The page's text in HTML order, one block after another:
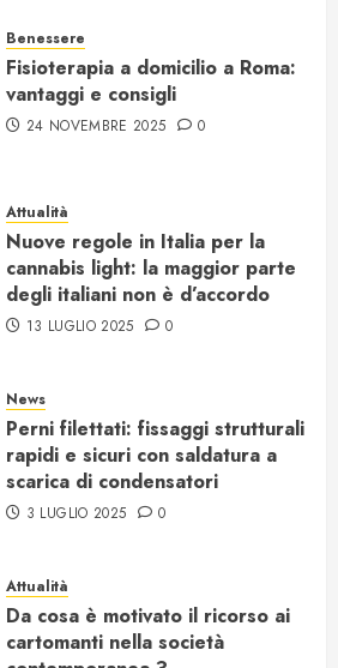
Benessere
Fisioterapia a domicilio a Roma:
vantaggi e consigli
24 NOVEMBRE 2025 0
Attualità
Nuove regole in Italia per la
cannabis light: la maggior parte
degli italiani non è d’accordo
13 LUGLIO 2025 0
News
Perni filettati: fissaggi strutturali
rapidi e sicuri con saldatura a
scarica di condensatori
3 LUGLIO 2025 0
Attualità
Da cosa è motivato il ricorso ai
cartomanti nella società